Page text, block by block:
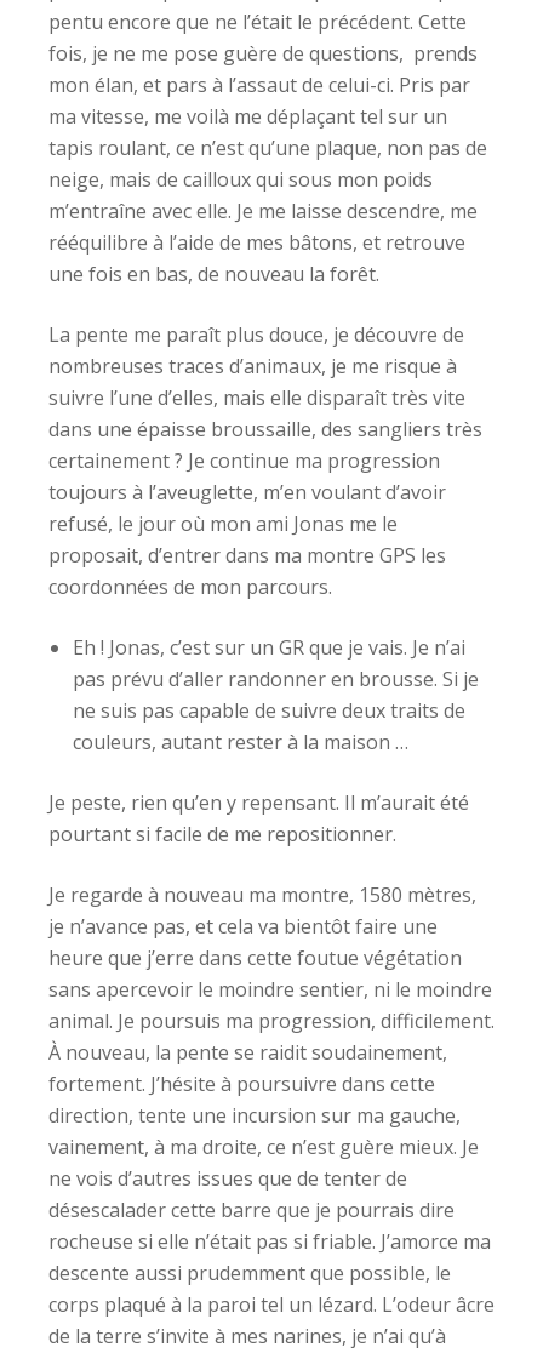
pentu encore que ne l’était le précédent. Cette
fois, je ne me pose guère de questions, prends
mon élan, et pars à l’assaut de celui-ci. Pris par
ma vitesse, me voilà me déplaçant tel sur un
tapis roulant, ce n’est qu’une plaque, non pas de
neige, mais de cailloux qui sous mon poids
m’entraîne avec elle. Je me laisse descendre, me
rééquilibre à l’aide de mes bâtons, et retrouve
une fois en bas, de nouveau la forêt.
La pente me paraît plus douce, je découvre de
nombreuses traces d’animaux, je me risque à
suivre l’une d’elles, mais elle disparaît très vite
dans une épaisse broussaille, des sangliers très
certainement ? Je continue ma progression
toujours à l’aveuglette, m’en voulant d’avoir
refusé, le jour où mon ami Jonas me le
proposait, d’entrer dans ma montre GPS les
coordonnées de mon parcours.
Eh ! Jonas, c’est sur un GR que je vais. Je n’ai
pas prévu d’aller randonner en brousse. Si je
ne suis pas capable de suivre deux traits de
couleurs, autant rester à la maison …
Je peste, rien qu’en y repensant. Il m’aurait été
pourtant si facile de me repositionner.
Je regarde à nouveau ma montre, 1580 mètres,
je n’avance pas, et cela va bientôt faire une
heure que j’erre dans cette foutue végétation
sans apercevoir le moindre sentier, ni le moindre
animal. Je poursuis ma progression, difficilement.
À nouveau, la pente se raidit soudainement,
fortement. J’hésite à poursuivre dans cette
direction, tente une incursion sur ma gauche,
vainement, à ma droite, ce n’est guère mieux. Je
ne vois d’autres issues que de tenter de
désescalader cette barre que je pourrais dire
rocheuse si elle n’était pas si friable. J’amorce ma
descente aussi prudemment que possible, le
corps plaqué à la paroi tel un lézard. L’odeur âcre
de la terre s’invite à mes narines, je n’ai qu’à